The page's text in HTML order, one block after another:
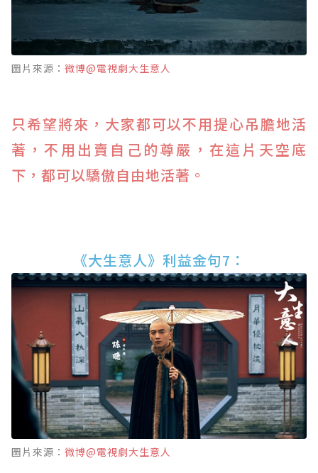
圖片來源： 微博@電視劇大生意人
只希望將來，大家都可以不用提心吊膽地活
著，不用出賣自己的尊嚴，在這片天空底
下，都可以驕傲自由地活著。
《大生意人》利益金句7：
圖片來源： 微博@電視劇大生意人